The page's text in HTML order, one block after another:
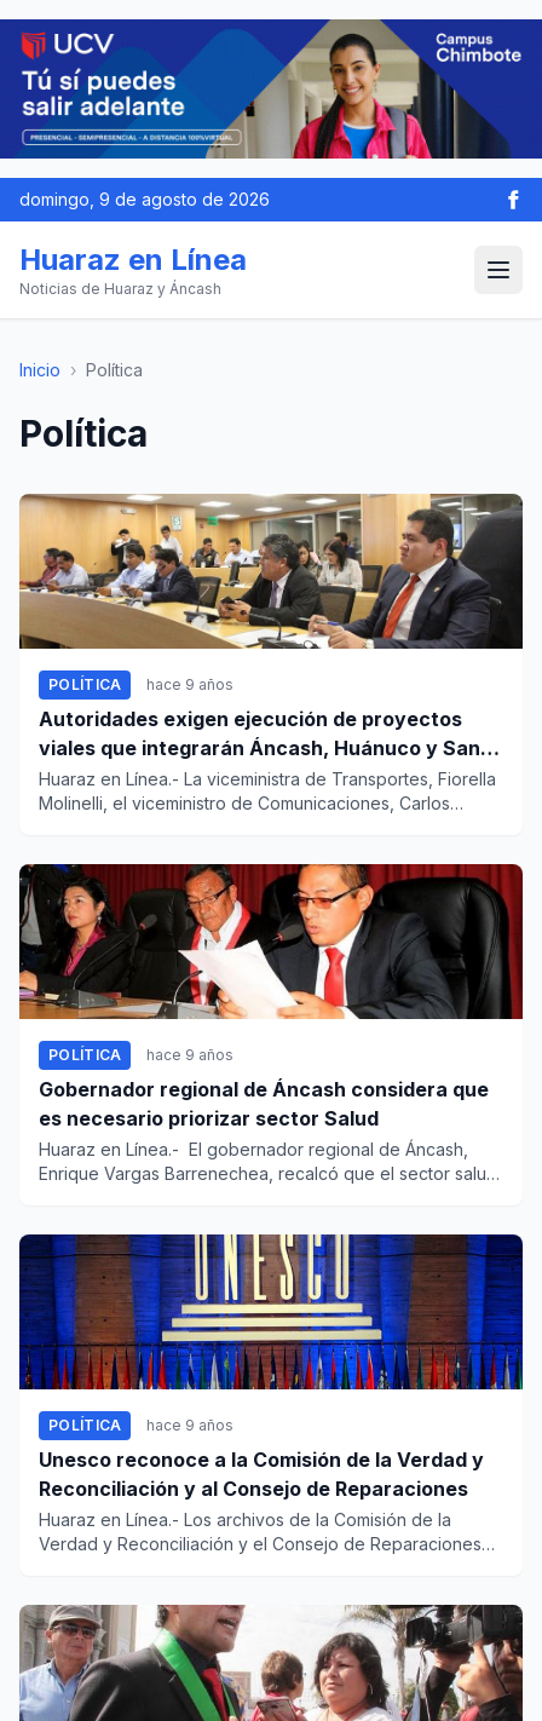
domingo, 9 de agosto de 2026
Huaraz en Línea
Noticias de Huaraz y Áncash
Inicio › Política
Política
POLÍTICA hace 9 años
Autoridades exigen ejecución de proyectos
viales que integrarán Áncash, Huánuco y San
Martín
Huaraz en Línea.- La viceministra de Transportes, Fiorella
Molinelli, el viceministro de Comunicaciones, Carlos
POLÍTICA hace 9 años
Gobernador regional de Áncash considera que
es necesario priorizar sector Salud
Huaraz en Línea.- El gobernador regional de Áncash,
Enrique Vargas Barrenechea, recalcó que el sector salud
POLÍTICA hace 9 años
Unesco reconoce a la Comisión de la Verdad y
Reconciliación y al Consejo de Reparaciones
Huaraz en Línea.- Los archivos de la Comisión de la
Verdad y Reconciliación y el Consejo de Reparaciones